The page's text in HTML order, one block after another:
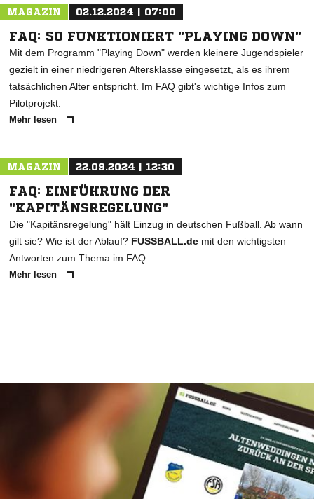
MAGAZIN 02.12.2024 | 07:00
FAQ: SO FUNKTIONIERT "PLAYING DOWN"
Mit dem Programm "Playing Down" werden kleinere Jugendspieler
gezielt in einer niedrigeren Altersklasse eingesetzt, als es ihrem
tatsächlichen Alter entspricht. Im FAQ gibt's wichtige Infos zum
Pilotprojekt.
Mehr lesen
MAGAZIN 22.09.2024 | 12:30
FAQ: EINFÜHRUNG DER
"KAPITÄNSREGELUNG"
Die "Kapitänsregelung" hält Einzug in deutschen Fußball. Ab wann
gilt sie? Wie ist der Ablauf? FUSSBALL.de mit den wichtigsten
Antworten zum Thema im FAQ.
Mehr lesen